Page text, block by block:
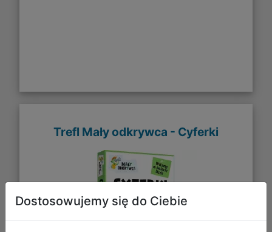
Trefl Mały odkrywca - Cyferki
Dostosowujemy się do Ciebie